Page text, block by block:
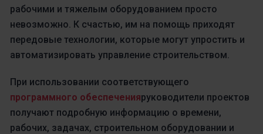
рабочими и тяжелым оборудованием просто
невозможно. К счастью, им на помощь приходят
передовые технологии, которые могут упростить и
автоматизировать управление строительством.
При использовании соответствующего
программного обеспеченияруководители проектов
получают подробную информацию о времени,
рабочих, задачах, строительном оборудовании и